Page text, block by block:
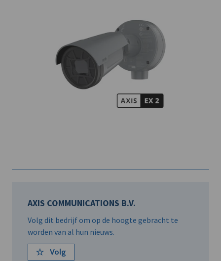
AXIS COMMUNICATIONS B.V.
Volg dit bedrijf om op de hoogte gebracht te
worden van al hun nieuws.
Volg